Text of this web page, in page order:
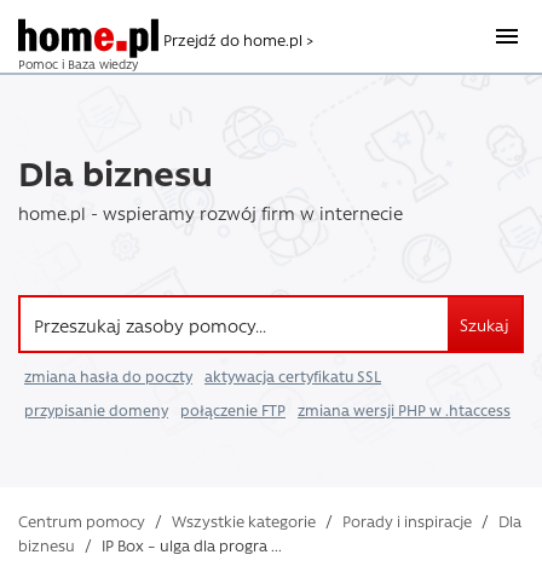
Pomoc i Baza wiedzy
Przejdź do home.pl >
Dla biznesu
home.pl - wspieramy rozwój firm w internecie
Szukaj
zmiana hasła do poczty
aktywacja certyfikatu SSL
przypisanie domeny
połączenie FTP zmiana wersji PHP w .htaccess
Centrum pomocy / Wszystkie kategorie / Porady i inspiracje / Dla
biznesu / IP Box – ulga dla progra ...